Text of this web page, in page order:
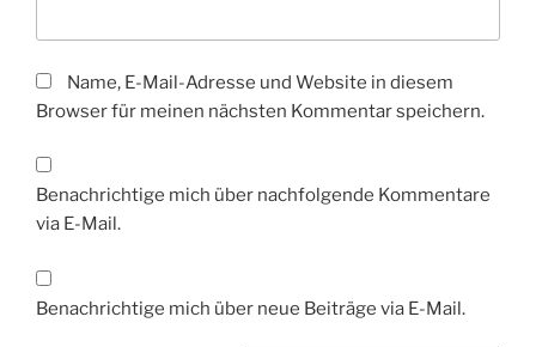
Name, E-Mail-Adresse und Website in diesem
Browser für meinen nächsten Kommentar speichern.
Benachrichtige mich über nachfolgende Kommentare
via E-Mail.
Benachrichtige mich über neue Beiträge via E-Mail.